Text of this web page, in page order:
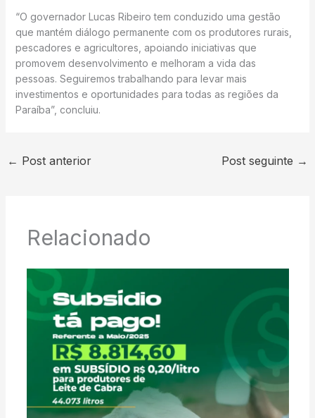
“O governador Lucas Ribeiro tem conduzido uma gestão
que mantém diálogo permanente com os produtores rurais,
pescadores e agricultores, apoiando iniciativas que
promovem desenvolvimento e melhoram a vida das
pessoas. Seguiremos trabalhando para levar mais
investimentos e oportunidades para todas as regiões da
Paraíba”, concluiu.
← Post anterior Post seguinte →
Relacionado